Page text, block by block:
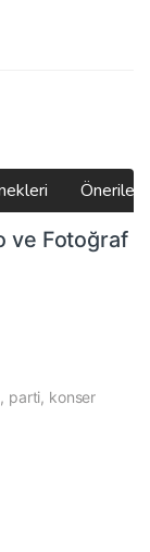
ve Fotoğraf
parti, konser